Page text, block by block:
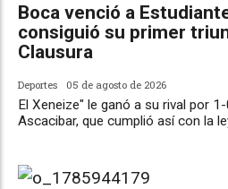
Boca venció a
consiguió su primer
Clausura
Deportes 05 de agosto de 2026
El Xeneize" le ganó a su rival por
Ascacibar, que cumplió así con la